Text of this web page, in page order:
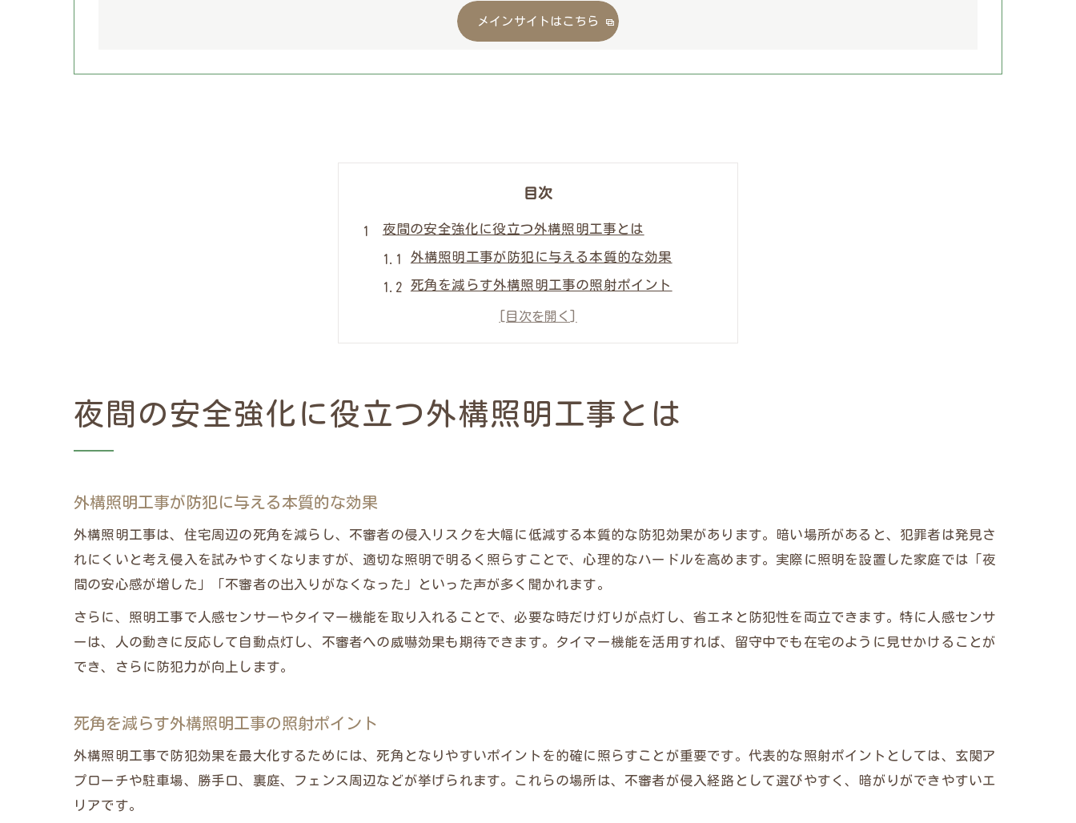
メインサイトはこちら
目次
夜間の安全強化に役立つ外構照明工事とは
外構照明工事が防犯に与える本質的な効果
死角を減らす外構照明工事の照射ポイント
外構照明工事で夜間の不審者心理を抑止
外構照明工事の防犯力と省エネ性の両立
人感センサー導入で防犯力が一段とアップ
外構照明工事の人感センサーは防犯の要
外構照明工事の人感センサーと常夜灯の併用術
タイマー機能を活かした賢い照明制御のコツ
外構照明工事でタイマー機能が防犯を強化
外構照明工事のタイマーで在宅偽装を実現
外構照明工事のタイマー設定で電気代節約
外構照明工事で省エネと防犯を同時に実現
外構照明工事のLED活用術と経済的メリット
夜間の安全強化に役立つ外構照明工事とは
外構照明工事が防犯に与える本質的な効果
外構照明工事は、住宅周辺の死角を減らし、不審者の侵入リスクを大幅に低減する本質的な防犯効果があります。暗い場所があると、犯罪者は発見さ
れにくいと考え侵入を試みやすくなりますが、適切な照明で明るく照らすことで、心理的なハードルを高めます。実際に照明を設置した家庭では「夜
間の安心感が増した」「不審者の出入りがなくなった」といった声が多く聞かれます。
さらに、照明工事で人感センサーやタイマー機能を取り入れることで、必要な時だけ灯りが点灯し、省エネと防犯性を両立できます。特に人感センサ
ーは、人の動きに反応して自動点灯し、不審者への威嚇効果も期待できます。タイマー機能を活用すれば、留守中でも在宅のように見せかけることが
でき、さらに防犯力が向上します。
死角を減らす外構照明工事の照射ポイント
外構照明工事で防犯効果を最大化するためには、死角となりやすいポイントを的確に照らすことが重要です。代表的な照射ポイントとしては、玄関ア
プローチや駐車場、勝手口、裏庭、フェンス周辺などが挙げられます。これらの場所は、不審者が侵入経路として選びやすく、暗がりができやすいエ
リアです。